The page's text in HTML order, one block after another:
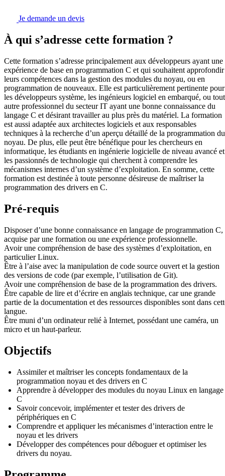
Je demande un devis
À qui s’adresse cette formation ?
Cette formation s’adresse principalement aux développeurs ayant une
expérience de base en programmation C et qui souhaitent approfondir
leurs compétences dans la gestion des modules du noyau, ou en
programmation de nouveaux. Elle est particulièrement pertinente pour
les développeurs système, les ingénieurs logiciel en embarqué, ou tout
autre professionnel du secteur IT ayant une bonne connaissance du
langage C et désirant travailler au plus près du matériel. La formation
est aussi adaptée aux architectes logiciels et aux responsables
techniques à la recherche d’un aperçu détaillé de la programmation du
noyau. De plus, elle peut être bénéfique pour les chercheurs en
informatique, les étudiants en ingénierie logicielle de niveau avancé et
les passionnés de technologie qui cherchent à comprendre les
mécanismes internes d’un système d’exploitation. En somme, cette
formation est destinée à toute personne désireuse de maîtriser la
programmation des drivers en C.
Pré-requis
Disposer d’une bonne connaissance en langage de programmation C,
acquise par une formation ou une expérience professionnelle.
Avoir une compréhension de base des systèmes d’exploitation, en
particulier Linux.
Être à l’aise avec la manipulation de code source ouvert et la gestion
des versions de code (par exemple, l’utilisation de Git).
Avoir une compréhension de base de la programmation des drivers.
Être capable de lire et d’écrire en anglais technique, car une grande
partie de la documentation et des ressources disponibles sont dans
langue.
Être muni d’un ordinateur relié à Internet, possédant une caméra, un
micro et un haut-parleur.
Objectifs
Assimiler et maîtriser les concepts fondamentaux de la
programmation noyau et des drivers en C
Apprendre à développer des modules du noyau Linux en langage
C
Savoir concevoir, implémenter et tester des drivers de
périphériques en C
Comprendre et appliquer les mécanismes d’interaction entre le
noyau et les drivers
Développer des compétences pour déboguer et optimiser les
drivers du noyau.